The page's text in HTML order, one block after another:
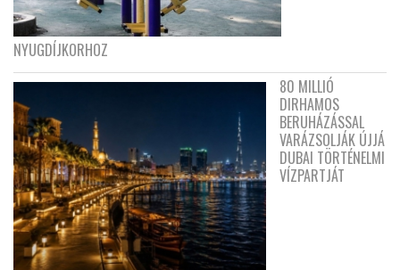
NYUGDÍJKORHOZ
80 MILLIÓ
DIRHAMOS
BERUHÁZÁSSAL
VARÁZSOLJÁK ÚJJÁ
DUBAI TÖRTÉNELMI
VÍZPARTJÁT